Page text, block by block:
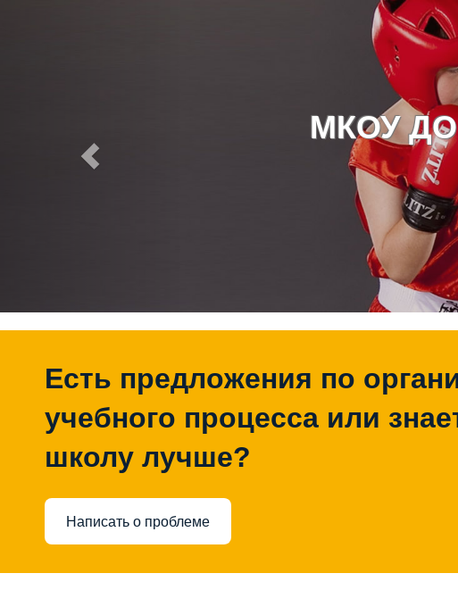
МКОУ
Есть предложения по
учебного процесса или
школу лучше?
Написать о проблеме